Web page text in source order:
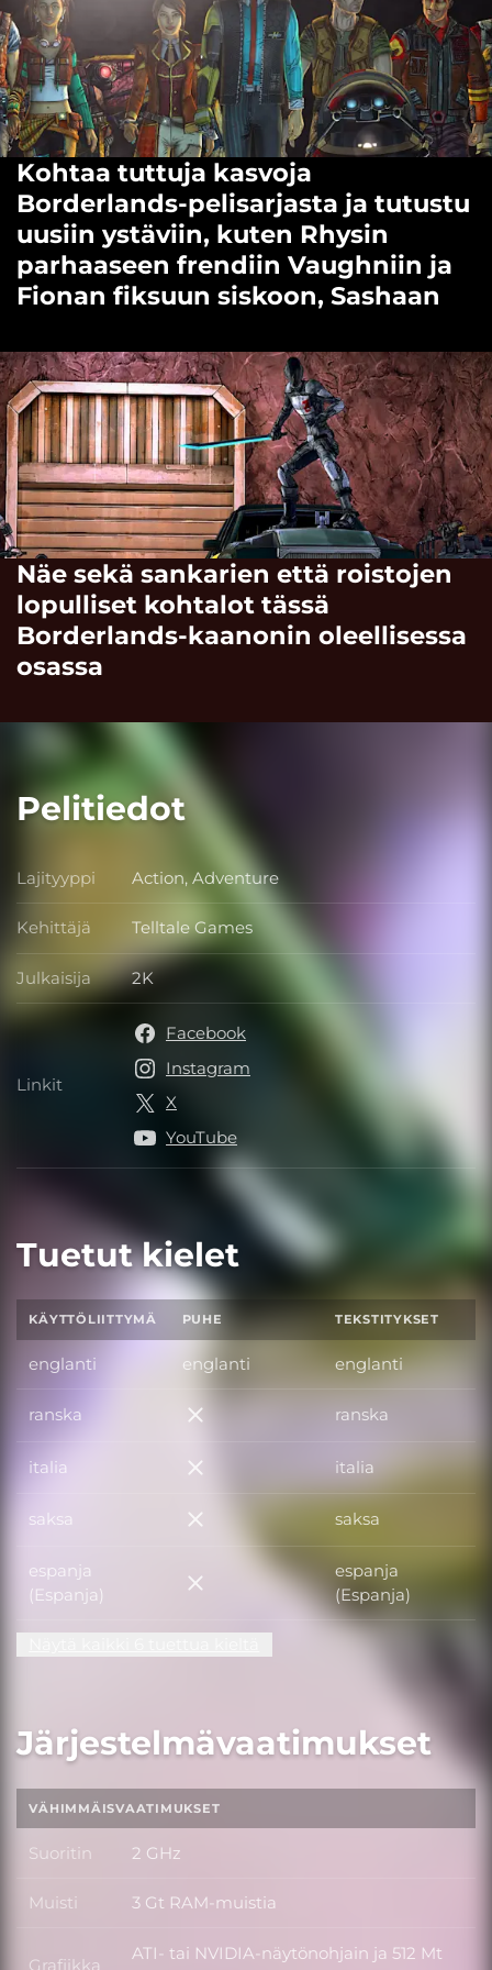
Kohtaa tuttuja kasvoja
Borderlands-pelisarjasta ja tutustu
uusiin ystäviin, kuten Rhysin
parhaaseen frendiin Vaughniin ja
Fionan fiksuun siskoon, Sashaan
Näe sekä sankarien että roistojen
lopulliset kohtalot tässä
Borderlands-kaanonin oleellisessa
osassa
Pelitiedot
Lajityyppi Lajityyppi
Action, Adventure
Kehittäjä Kehittäjä
Telltale Games
Julkaisija Julkaisija
2K
Linkit Linkit
Facebook
Instagram
X
YouTube
Tuetut kielet
KÄYTTÖLIITTYMÄ PUHE TEKSTITYKSET
englanti englanti englanti
ranska ranska ranska
italia italia italia
saksa saksa saksa
espanja
(Espanja)
espanja (Espanja)
espanja
(Espanja)
Järjestelmävaatimukset
VÄHIMMÄISVAATIMUKSET
Suoritin Suoritin
2 GHz
Muisti Muisti
3 Gt RAM-muistia
Grafiikka
ATI- tai NVIDIA-näytönohjain ja 512 Mt